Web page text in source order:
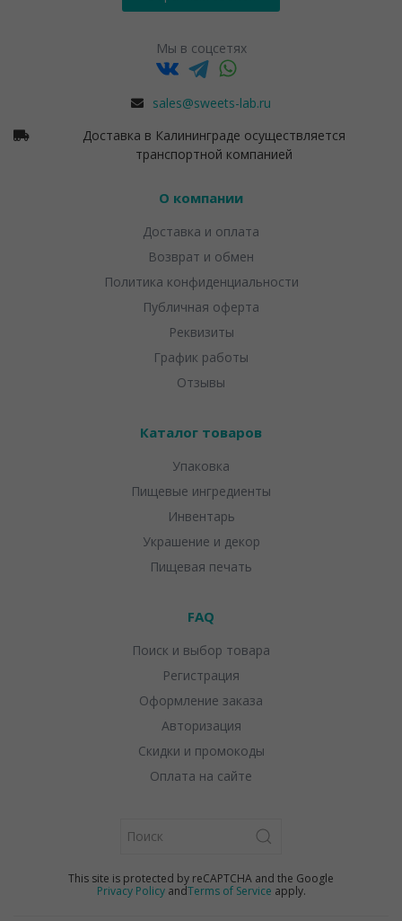
Мы в соцсетях
sales@sweets-lab.ru
Доставка в Калининграде осуществляется
транспортной компанией
О компании
Доставка и оплата
Возврат и обмен
Политика конфиденциальности
Публичная оферта
Реквизиты
График работы
Отзывы
Каталог товаров
Упаковка
Пищевые ингредиенты
Инвентарь
Украшение и декор
Пищевая печать
FAQ
Поиск и выбор товара
Регистрация
Оформление заказа
Авторизация
Скидки и промокоды
Оплата на сайте
This site is protected by reCAPTCHA and the Google
Privacy PolicyandTerms of Service apply.